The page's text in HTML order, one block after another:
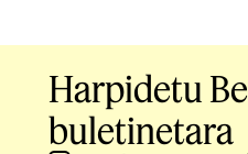
Harpidetu
buletinetara